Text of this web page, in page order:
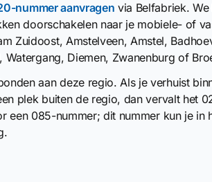
nummer aanvragen via Belfabriek.
doorschakelen naar je mobiele- of
Zuidoost, Amstelveen, Amstel,
Watergang, Diemen, Zwanenburg of
aan deze regio. Als je verhuist
plek buiten de regio, dan vervalt het
een 085-nummer; dit nummer kun je in